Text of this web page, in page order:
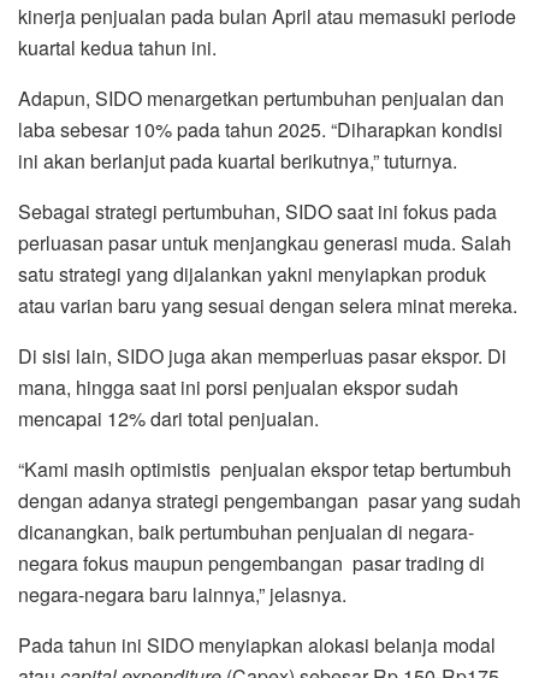
kinerja penjualan pada bulan April atau memasuki periode
kuartal kedua tahun ini.
Adapun, SIDO menargetkan pertumbuhan penjualan dan
laba sebesar 10% pada tahun 2025. “Diharapkan kondisi
ini akan berlanjut pada kuartal berikutnya,” tuturnya.
Sebagai strategi pertumbuhan, SIDO saat ini fokus pada
perluasan pasar untuk menjangkau generasi muda. Salah
satu strategi yang dijalankan yakni menyiapkan produk
atau varian baru yang sesuai dengan selera minat mereka.
Di sisi lain, SIDO juga akan memperluas pasar ekspor. Di
mana, hingga saat ini porsi penjualan ekspor sudah
mencapai 12% dari total penjualan.
“Kami masih optimistis penjualan ekspor tetap bertumbuh
dengan adanya strategi pengembangan pasar yang sudah
dicanangkan, baik pertumbuhan penjualan di negara-
negara fokus maupun pengembangan pasar trading di
negara-negara baru lainnya,” jelasnya.
Pada tahun ini SIDO menyiapkan alokasi belanja modal